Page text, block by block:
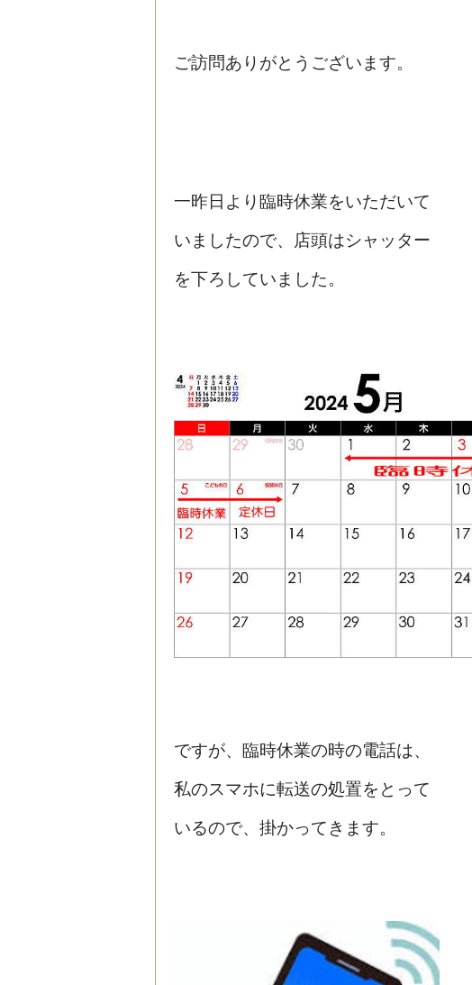
ご訪問ありがとうございます。
一昨日より臨時休業をいただいて
いましたので、店頭はシャッター
を下ろしていました。
ですが、臨時休業の時の電話は、
私のスマホに転送の処置をとって
いるので、掛かってきます。